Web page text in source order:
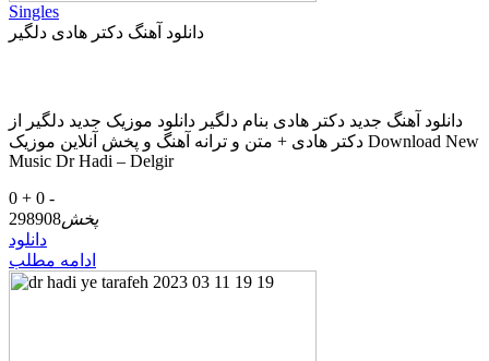
Singles
دانلود آهنگ دکتر هادی دلگیر
دانلود آهنگ جدید دکتر هادی بنام دلگیر دانلود موزیک جدید دلگیر از
دکتر هادی + متن و ترانه آهنگ و پخش آنلاین موزیک Download New
Music Dr Hadi – Delgir
0 + 0 -
پخش298908
دانلود
ادامه مطلب